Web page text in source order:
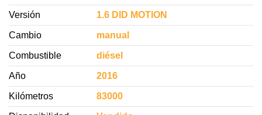
Versión 1.6 DID MOTION
Cambio manual
Combustible diésel
Año 2016
Kilómetros 83000